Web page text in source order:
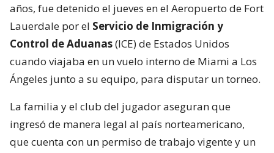
años, fue detenido el jueves en el Aeropuerto de Fort
Lauerdale por el Servicio de Inmigración y
Control de Aduanas(ICE) de Estados Unidos
cuando viajaba en un vuelo interno de Miami a Los
Ángeles junto a su equipo, para disputar un torneo.
La familia y el club del jugador aseguran que
ingresó de manera legal al país norteamericano,
que cuenta con un permiso de trabajo vigente y un